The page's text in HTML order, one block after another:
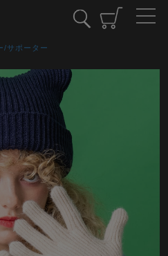
/サポーター